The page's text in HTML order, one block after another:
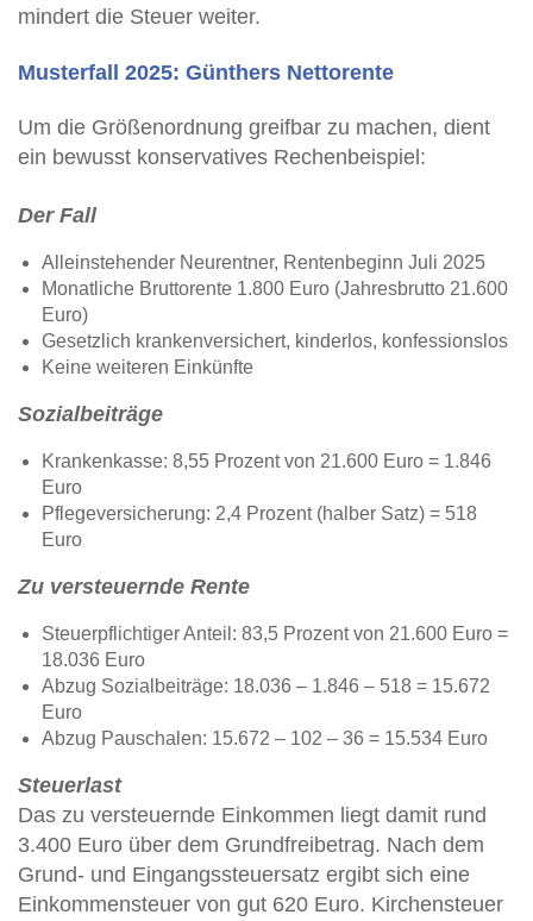
mindert die Steuer weiter.
Musterfall 2025: Günthers Nettorente
Um die Größenordnung greifbar zu machen, dient
ein bewusst konservatives Rechenbeispiel:
Der Fall
Alleinstehender Neurentner, Rentenbeginn Juli 2025
Monatliche Bruttorente 1.800 Euro (Jahresbrutto 21.600
Euro)
Gesetzlich krankenversichert, kinderlos, konfessionslos
Keine weiteren Einkünfte
Sozialbeiträge
Krankenkasse: 8,55 Prozent von 21.600 Euro = 1.846
Euro
Pflegeversicherung: 2,4 Prozent (halber Satz) = 518
Euro
Zu versteuernde Rente
Steuerpflichtiger Anteil: 83,5 Prozent von 21.600 Euro =
18.036 Euro
Abzug Sozialbeiträge: 18.036 – 1.846 – 518 = 15.672
Euro
Abzug Pauschalen: 15.672 – 102 – 36 = 15.534 Euro
Steuerlast
Das zu versteuernde Einkommen liegt damit rund
3.400 Euro über dem Grundfreibetrag. Nach dem
Grund- und Eingangssteuersatz ergibt sich eine
Einkommensteuer von gut 620 Euro. Kirchensteuer